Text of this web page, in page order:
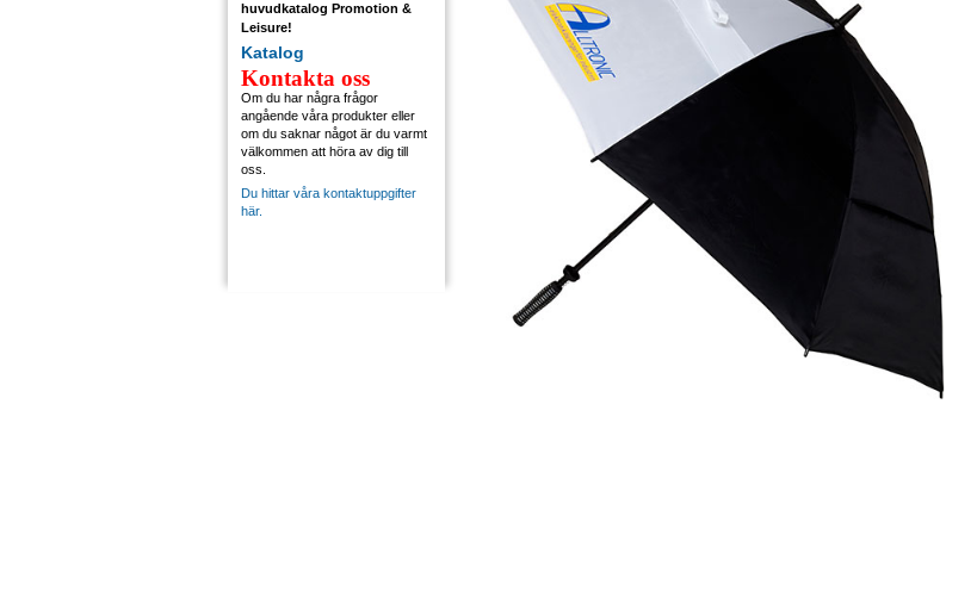
huvudkatalog Promotion &
Leisure!
Katalog
Kontakta oss
Om du har några frågor
angående våra produkter eller
om du saknar något är du varmt
välkommen att höra av dig till
oss.
Du hittar våra kontaktuppgifter
här.